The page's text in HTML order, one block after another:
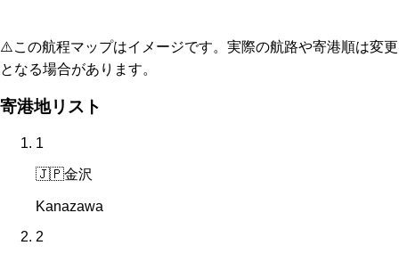
⚠️この航程マップはイメージです。実際の航路や寄港順は変更
となる場合があります。
寄港地リスト
1
🇯🇵金沢
Kanazawa
2